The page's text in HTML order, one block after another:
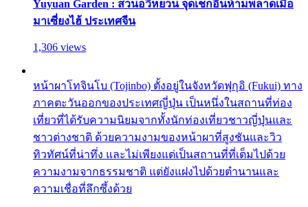
Yuyuan Garden : สวนอวี้หยวน จุดเช็กอินห้ามพลาดเมื่อ
มาเซี่ยงไฮ้ ประเทศจีน
1,306 views
หน้าผาโทจินโบ (Tojinbo) ตั้งอยู่ในจังหวัดฟุกุอิ (Fukui) ทาง
ภาคตะวันออกของประเทศญี่ปุ่น เป็นหนึ่งในสถานที่ท่อง
เที่ยวที่ได้รับความนิยมจากทั้งนักท่องเที่ยวชาวญี่ปุ่นและ
ชาวต่างชาติ ด้วยความงามของหน้าผาที่สูงชันและวิว
ทิวทัศน์ที่น่าทึ่ง และไม่เพียงแต่เป็นสถานที่ที่เต็มไปด้วย
ความงามจากธรรมชาติ แต่ยังแฝงไปด้วยตำนานและ
ความเชื่อที่ลึกซึ้งด้วย